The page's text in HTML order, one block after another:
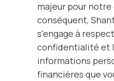
majeur pour
conséquent,
s'engage à
confidentialité et
informations
financières que